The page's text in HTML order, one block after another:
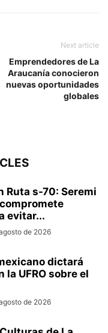
Next article
Emprendedores de La
Araucanía conocieron
nuevas oportunidades
globales
Ruta s-70: Seremi
evitar...
de 2026
dictará
la UFRO sobre el
de 2026